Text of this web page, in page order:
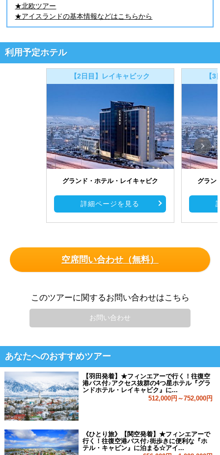
★北欧ツアー
★アイスランドの基本情報などはこちらから
利用予定ホテル
【2日目】レイキャビック
グランド・ホテル・レイキャビク
詳細ページを見る
【
グラン
空席問い合わせ（無料）
このツアーに関するお問い合わせはこちら
お問い合わせ
あなたへのおすすめツアー
【羽田発着】★フィンエアーで行く！往復空
港バス付♪アクセス抜群の4つ星ホテル『グラ
ンドホテル・レイキャビク』に...
512,000円～752,000円
《ひとり旅》【関空発着】★フィンエアーで
行く！往復空港バス付♪街歩きに便利な『ホ
テル・キャビン』に泊まる☆アイ...